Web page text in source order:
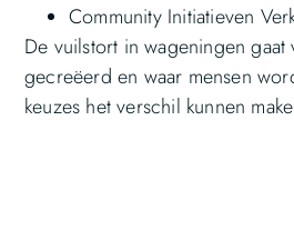
Community Initiatieven
De vuilstort in wageningen
gecreëerd en waar mensen
keuzes het verschil kunnen